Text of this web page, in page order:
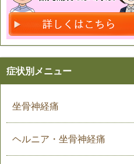
症状別メニュー
坐骨神経痛
ヘルニア・坐骨神経痛